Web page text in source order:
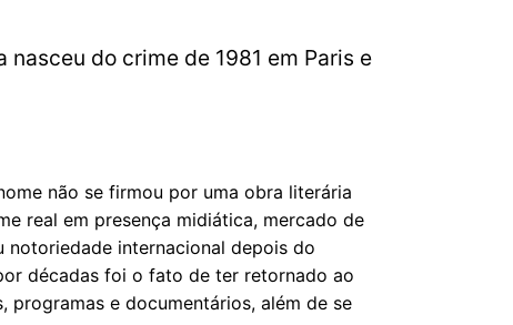
do crime de 1981 em Paris e
não se firmou por uma obra literária
real em presença midiática, mercado de
notoriedade internacional depois do
décadas foi o fato de ter retornado ao
programas e documentários, além de se